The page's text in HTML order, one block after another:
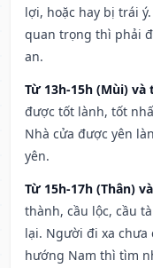
lợi, hoặc hay bị trái
quan trọng thì phải
an.
Từ 13h-15h (Mùi) và
được tốt lành, tốt
Nhà cửa được yên
yên.
Từ 15h-17h (Thân)
thành, cầu lộc, cầu
lại. Người đi xa chưa
hướng Nam thì tìm